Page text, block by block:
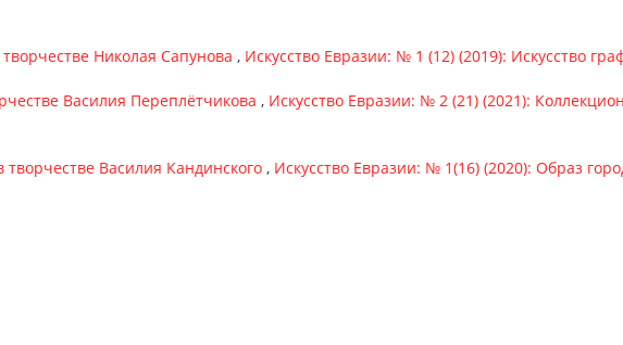
Николая Сапунова , Искусство Евразии: № 1 (12) (2019): Искусство
Василия Переплётчикова , Искусство Евразии: № 2 (21) (2021):
творчестве Василия Кандинского , Искусство Евразии: № 1(16) (2020): Образ